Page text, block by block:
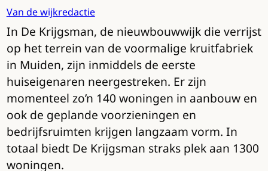
Van de wijkredactie
In De Krijgsman, de nieuwbouwwijk die verrijst
op het terrein van de voormalige kruitfabriek
in Muiden, zijn inmiddels de eerste
huiseigenaren neergestreken. Er zijn
momenteel zo’n 140 woningen in aanbouw en
ook de geplande voorzieningen en
bedrijfsruimten krijgen langzaam vorm. In
totaal biedt De Krijgsman straks plek aan 1300
woningen.